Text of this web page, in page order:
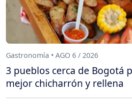
Gastronomía • AGO 6 / 2026
3 pueblos cerca de Bogotá
mejor chicharrón y rellena